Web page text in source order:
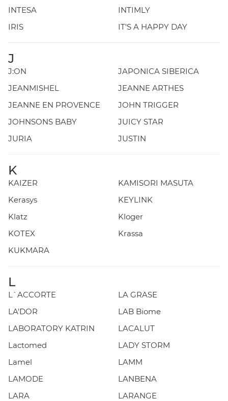
INTESA
INTIMLY
IRIS
IT'S A HAPPY DAY
J
J:ON
JAPONICA SIBERICA
JEANMISHEL
JEANNE ARTHES
JEANNE EN PROVENCE
JOHN TRIGGER
JOHNSONS BABY
JUICY STAR
JURIA
JUSTIN
K
KAIZER
KAMISORI MASUTA
Kerasys
KEYLINK
Klatz
Kloger
KOTEX
Krassa
KUKMARA
L
L`ACCORTE
LA GRASE
LA'DOR
LAB Biome
LABORATORY KATRIN
LACALUT
Lactomed
LADY STORM
Lamel
LAMM
LAMODE
LANBENA
LARA
LARANGE